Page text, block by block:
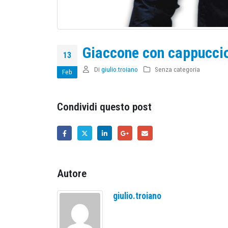
13
Feb
Giaccone con
Di giulio.troiano Senza categoria
Condividi questo post
Autore
giulio.troiano